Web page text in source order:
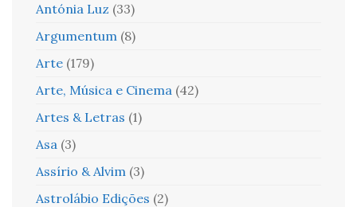
Antónia Luz (33)
Argumentum (8)
Arte (179)
Arte, Música e Cinema (42)
Artes & Letras (1)
Asa (3)
Assírio & Alvim (3)
Astrolábio Edições (2)